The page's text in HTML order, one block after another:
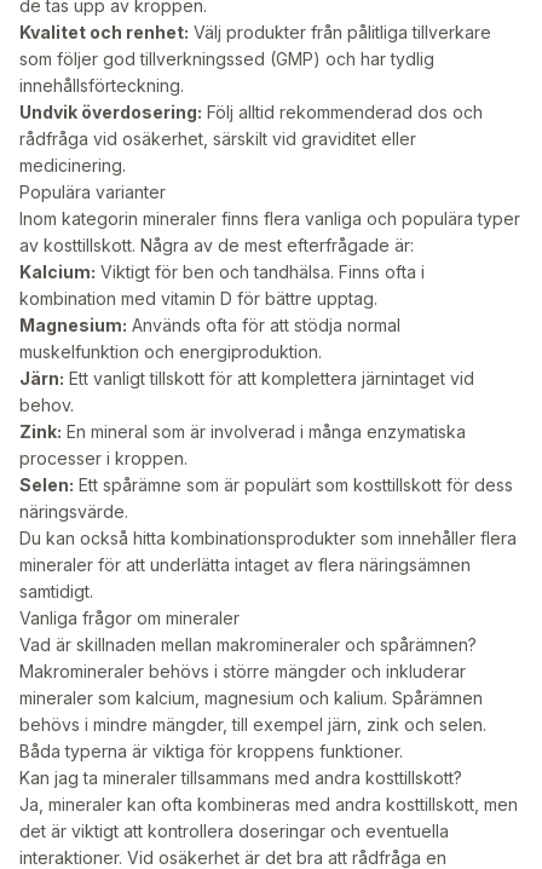
de tas upp av kroppen.
Kvalitet och renhet: Välj produkter från pålitliga tillverkare
som följer god tillverkningssed (GMP) och har tydlig
innehållsförteckning.
Undvik överdosering: Följ alltid rekommenderad dos och
rådfråga vid osäkerhet, särskilt vid graviditet eller
medicinering.
Populära varianter
Inom kategorin mineraler finns flera vanliga och populära typer
av kosttillskott. Några av de mest efterfrågade är:
Kalcium: Viktigt för ben och tandhälsa. Finns ofta i
kombination med vitamin D för bättre upptag.
Magnesium: Används ofta för att stödja normal
muskelfunktion och energiproduktion.
Järn: Ett vanligt tillskott för att komplettera järnintaget vid
behov.
Zink: En mineral som är involverad i många enzymatiska
processer i kroppen.
Selen: Ett spårämne som är populärt som kosttillskott för dess
näringsvärde.
Du kan också hitta kombinationsprodukter som innehåller flera
mineraler för att underlätta intaget av flera näringsämnen
samtidigt.
Vanliga frågor om mineraler
Vad är skillnaden mellan makromineraler och spårämnen?
Makromineraler behövs i större mängder och inkluderar
mineraler som kalcium, magnesium och kalium. Spårämnen
behövs i mindre mängder, till exempel järn, zink och selen.
Båda typerna är viktiga för kroppens funktioner.
Kan jag ta mineraler tillsammans med andra kosttillskott?
Ja, mineraler kan ofta kombineras med andra kosttillskott, men
det är viktigt att kontrollera doseringar och eventuella
interaktioner. Vid osäkerhet är det bra att rådfråga en